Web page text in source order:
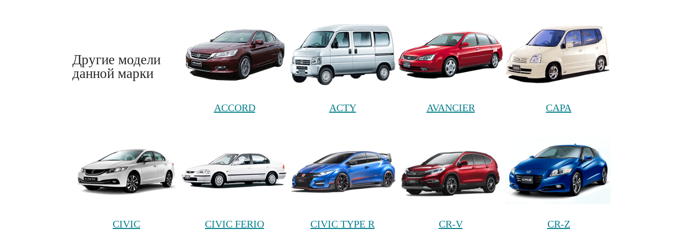
Другие модели
данной марки
ACCORD ACTY AVANCIER CAPA
CIVIC CIVIC FERIO CIVIC TYPE R CR-V CR-Z